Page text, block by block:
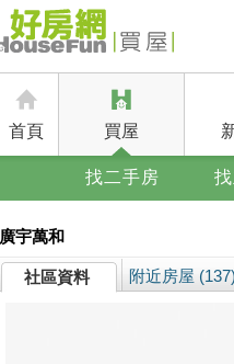
首頁 買屋
找二手房
廣宇萬和
社區資料 附近房屋 (137)